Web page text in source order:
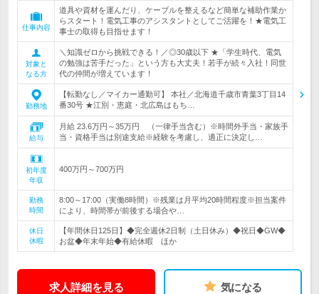
仕事内容
道具や資材を運んだり、ケーブルを整えるなど簡単な補助作業か
らスタート！電気工事のアシスタントとしてご活躍を！★電気工
事士の取得も目指せます！
対象と
なる方
＼知識ゼロから挑戦できる！／◎30歳以下 ★「学生時代、電気
の勉強は苦手だった」という方も大丈夫！若手が続々入社！同世
代の仲間が増えています！
勤務地
【転勤なし／マイカー通勤可】 本社／北海道千歳市青葉3丁目14
番30号 ★江別・恵庭・北広島はもち…
給与
月給 23.6万円～35万円 （一律手当含む）※時間外手当・家族手
当・資格手当は別途支給※経験を考慮し、適正に決定し…
初年度
年収
400万円～700万円
勤務
時間
8:00～17:00（実働8時間）※残業は月平均20時間程度※担当案件
により、時間帯が前後する場合や…
休日
休暇
【年間休日125日】◆完全週休2日制（土日休み）◆祝日◆GW◆
お盆◆年末年始◆有給休暇 ほか
求人詳細を見る 気になる